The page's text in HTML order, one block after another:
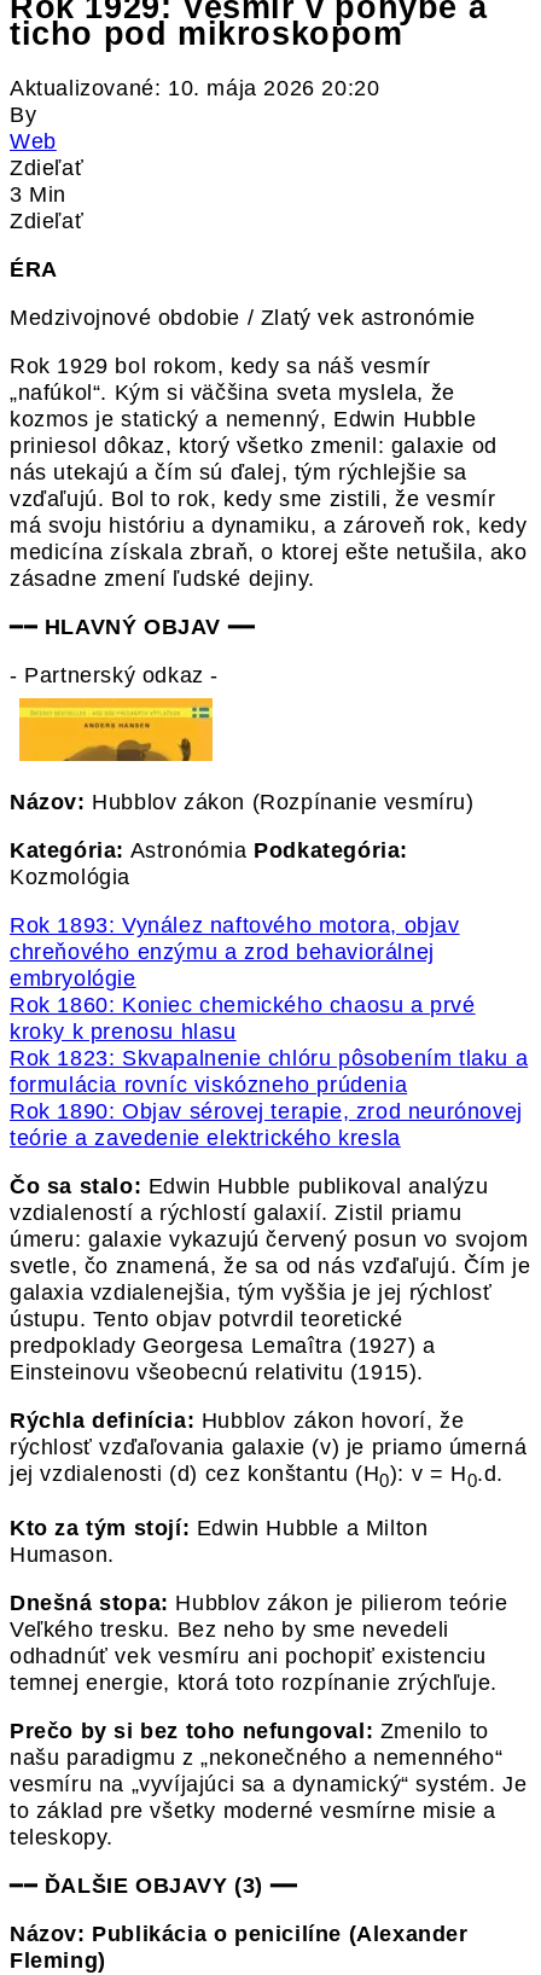
Rok 1929: Vesmír v pohybe a
ticho pod mikroskopom
Aktualizované: 10. mája 2026 20:20
By
Web
Zdieľať
3 Min
Zdieľať
ÉRA
Medzivojnové obdobie / Zlatý vek astronómie
Rok 1929 bol rokom, kedy sa náš vesmír
„nafúkol“. Kým si väčšina sveta myslela, že
kozmos je statický a nemenný, Edwin Hubble
priniesol dôkaz, ktorý všetko zmenil: galaxie od
nás utekajú a čím sú ďalej, tým rýchlejšie sa
vzďaľujú. Bol to rok, kedy sme zistili, že vesmír
má svoju históriu a dynamiku, a zároveň rok, kedy
medicína získala zbraň, o ktorej ešte netušila, ako
zásadne zmení ľudské dejiny.
━━ HLAVNÝ OBJAV ━━
- Partnerský odkaz -
Názov: Hubblov zákon (Rozpínanie vesmíru)
Kategória: Astronómia Podkategória:
Kozmológia
Rok 1893: Vynález naftového motora, objav
chreňového enzýmu a zrod behaviorálnej
embryológie
Rok 1860: Koniec chemického chaosu a prvé
kroky k prenosu hlasu
Rok 1823: Skvapalnenie chlóru pôsobením tlaku a
formulácia rovníc viskózneho prúdenia
Rok 1890: Objav sérovej terapie, zrod neurónovej
teórie a zavedenie elektrického kresla
Čo sa stalo: Edwin Hubble publikoval analýzu
vzdialeností a rýchlostí galaxií. Zistil priamu
úmeru: galaxie vykazujú červený posun vo svojom
svetle, čo znamená, že sa od nás vzďaľujú. Čím je
galaxia vzdialenejšia, tým vyššia je jej rýchlosť
ústupu. Tento objav potvrdil teoretické
predpoklady Georgesa Lemaîtra (1927) a
Einsteinovu všeobecnú relativitu (1915).
Rýchla definícia: Hubblov zákon hovorí, že
rýchlosť vzďaľovania galaxie (v) je priamo úmerná
jej vzdialenosti (d) cez konštantu (H0): v = H0.d.
Kto za tým stojí: Edwin Hubble a Milton
Humason.
Dnešná stopa: Hubblov zákon je pilierom teórie
Veľkého tresku. Bez neho by sme nevedeli
odhadnúť vek vesmíru ani pochopiť existenciu
temnej energie, ktorá toto rozpínanie zrýchľuje.
Prečo by si bez toho nefungoval: Zmenilo to
našu paradigmu z „nekonečného a nemenného“
vesmíru na „vyvíjajúci sa a dynamický“ systém. Je
to základ pre všetky moderné vesmírne misie a
teleskopy.
━━ ĎALŠIE OBJAVY (3) ━━
Názov: Publikácia o penicilíne (Alexander
Fleming)